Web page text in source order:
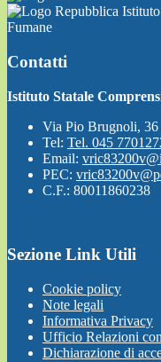
Fumane
Contatti
Istituto Statale
Via Pio Brugnoli, 36
Tel: Tel. 045
Email:
PEC:
C.F.: 80011860238
Sezione Link Utili
Cookie policy
Note legali
Informativa Privacy
Ufficio Relazioni
Dichiarazione di